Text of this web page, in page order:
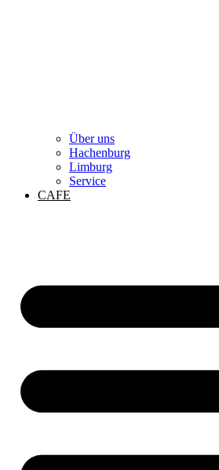
Über uns
Hachenburg
Limburg
Service
CAFE